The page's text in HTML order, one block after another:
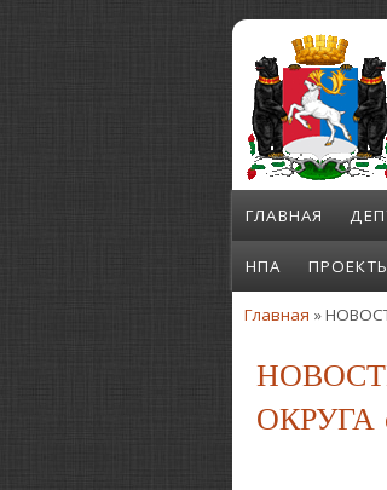
Перейти к основному содержанию
ГЛАВНАЯ
НПА
Главная »
ОКРУГА